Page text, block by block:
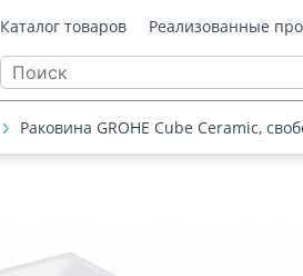
Каталог товаров Реализованные
Раковина GROHE Cube Ceramic,